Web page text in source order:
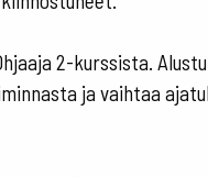
2-kurssista.
ja vaihtaa